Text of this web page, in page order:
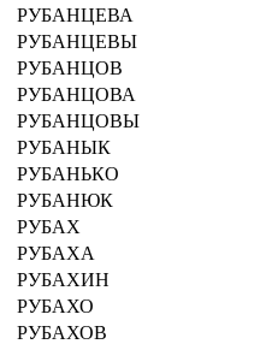
РУБАНЦЕВА
РУБАНЦЕВЫ
РУБАНЦОВ
РУБАНЦОВА
РУБАНЦОВЫ
РУБАНЫК
РУБАНЬКО
РУБАНЮК
РУБАХ
РУБАХА
РУБАХИН
РУБАХО
РУБАХОВ